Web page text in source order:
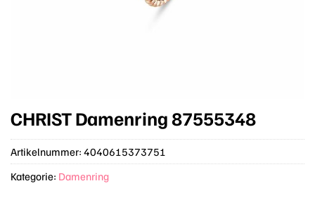
CHRIST Damenring 87555348
Artikelnummer: 4040615373751
Kategorie: Damenring